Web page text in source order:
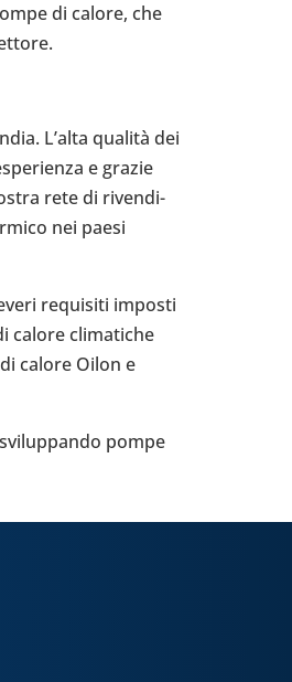
di calore, che
L’alta qualità dei
e grazie
rete di riven­di­
nei paesi
requi­siti imposti
calore cli­ma­ti­che
calore Oilon e
pompe